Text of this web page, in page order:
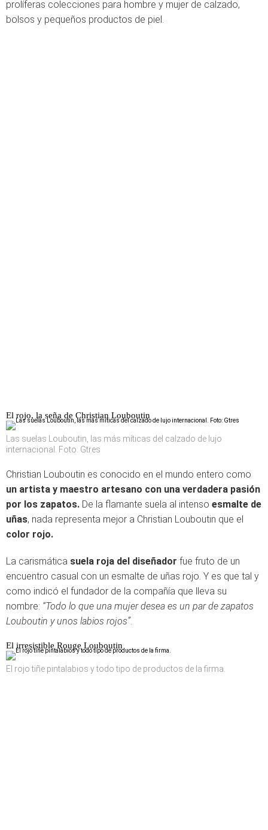
prolíferas colecciones para hombre y mujer de calzado,
bolsos y pequeños productos de piel.
El rojo, la seña de Christian Louboutin
Las suelas Louboutin, las más míticas del calzado de lujo
internacional. Foto: Gtres
Christian Louboutin es conocido en el mundo entero como
un artista y maestro artesano con una verdadera pasión
por los zapatos. De la flamante suela al intenso esmalte de
uñas, nada representa mejor a Christian Louboutin que el
color rojo.
La carismática suela roja del diseñador fue fruto de un
encuentro casual con un esmalte de uñas rojo. Y es que tal y
como indicó el fundador de la compañía que lleva su
nombre: “Todo lo que una mujer desea es un par de zapatos
Louboutin y unos labios rojos”.
El irresistible Rouge Louboutin
El rojo tiñe pintalabios y todo tipo de productos de la firma.